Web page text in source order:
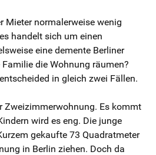
Mieter normalerweise wenig
handelt sich um einen
eine demente Berliner
die Wohnung räumen?
in gleich zwei Fällen.
Zweizimmerwohnung. Es kommt
wird es eng. Die junge
gekaufte 73 Quadratmeter
in Berlin ziehen. Doch da